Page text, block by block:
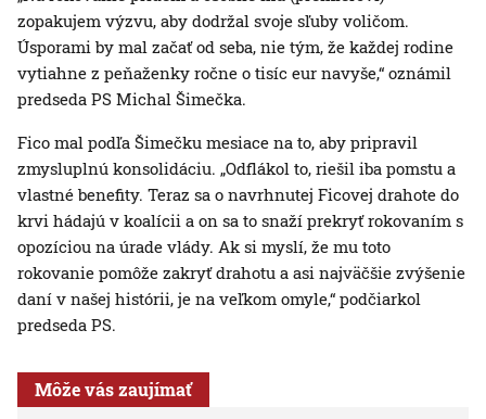
zopakujem výzvu, aby dodržal svoje sľuby voličom.
Úsporami by mal začať od seba, nie tým, že každej rodine
vytiahne z peňaženky ročne o tisíc eur navyše,“ oznámil
predseda PS Michal Šimečka.
Fico mal podľa Šimečku mesiace na to, aby pripravil
zmysluplnú konsolidáciu. „Odflákol to, riešil iba pomstu a
vlastné benefity. Teraz sa o navrhnutej Ficovej drahote do
krvi hádajú v koalícii a on sa to snaží prekryť rokovaním s
opozíciou na úrade vlády. Ak si myslí, že mu toto
rokovanie pomôže zakryť drahotu a asi najväčšie zvýšenie
daní v našej histórii, je na veľkom omyle,“ podčiarkol
predseda PS.
Môže vás zaujímať